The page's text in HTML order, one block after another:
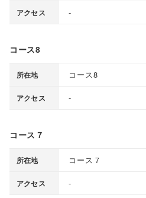
アクセス -
コース8
所在地 コース8
アクセス -
コース７
所在地 コース７
アクセス -